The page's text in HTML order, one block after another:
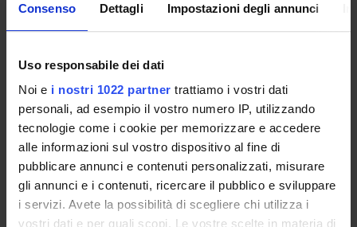
Consenso Dettagli Impostazioni degli annunci
Uso responsabile dei dati
Noi e i nostri 1022 partner trattiamo i vostri dati
personali, ad esempio il vostro numero IP, utilizzando
tecnologie come i cookie per memorizzare e accedere
alle informazioni sul vostro dispositivo al fine di
pubblicare annunci e contenuti personalizzati, misurare
gli annunci e i contenuti, ricercare il pubblico e sviluppare
i servizi. Avete la possibilità di scegliere chi utilizza i
vostri dati e per quali scopi. Le vostre scelte in materia di
OFFERTA FORMATIVA
CORSI DI STUDIO
DOTTORATI DI RICERCA E FORMAZIONE
SUPERIORE
Contatti
Persone
Luoghi